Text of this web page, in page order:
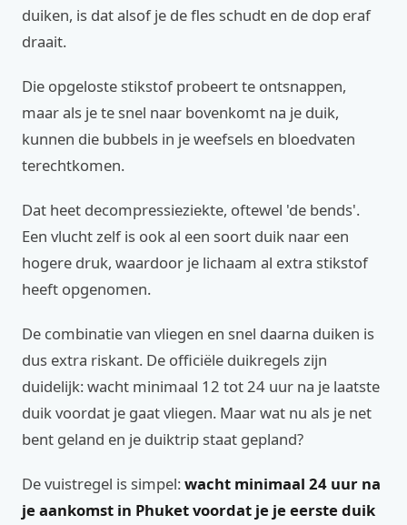
duiken, is dat alsof je de fles schudt en de dop eraf
draait.
Die opgeloste stikstof probeert te ontsnappen,
maar als je te snel naar bovenkomt na je duik,
kunnen die bubbels in je weefsels en bloedvaten
terechtkomen.
Dat heet decompressieziekte, oftewel 'de bends'.
Een vlucht zelf is ook al een soort duik naar een
hogere druk, waardoor je lichaam al extra stikstof
heeft opgenomen.
De combinatie van vliegen en snel daarna duiken is
dus extra riskant. De officiële duikregels zijn
duidelijk: wacht minimaal 12 tot 24 uur na je laatste
duik voordat je gaat vliegen. Maar wat nu als je net
bent geland en je duiktrip staat gepland?
De vuistregel is simpel:wacht minimaal 24 uur na
je aankomst in Phuket voordat je je eerste duik